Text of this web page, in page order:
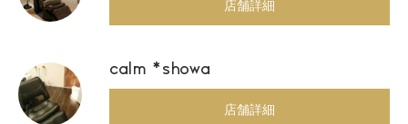
店舗詳細
calm *showa
店舗詳細